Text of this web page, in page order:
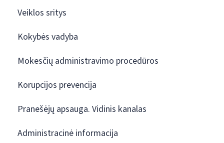
Veiklos sritys
Kokybės vadyba
Mokesčių administravimo procedūros
Korupcijos prevencija
Pranešėjų apsauga. Vidinis kanalas
Administracinė informacija